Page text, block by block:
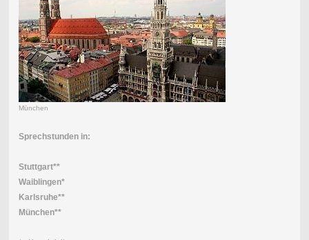
München
Sprechstunden in:
Stuttgart**
Waiblingen*
Karlsruhe**
München**